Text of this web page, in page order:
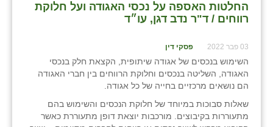
החלטות האספה על נכסי האגודה ועל חלוקת
רווחים / ד"ר נדב דגן, עו״ד
03 פבר 2022 פסקי דין
השימוש בנכסים של אגודה שיתופית, הקצאת חלק בנכסי
האגודה, השליטה בנכסים וחלוקת הרווחים בין חברי האגודה
הם נושאים מרכזיים בחייה של כל אגודה.
שאלות סבוכות במיוחד של חלוקת הנכסים והשימוש בהם
מתעוררות בקיבוצים. מורכבות יוצאת דופן מתעוררת כאשר